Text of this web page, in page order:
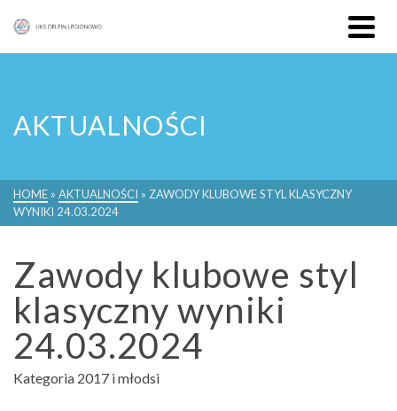
AKTUALNOŚCI
HOME » AKTUALNOŚCI » ZAWODY KLUBOWE STYL KLASYCZNY
WYNIKI 24.03.2024
Zawody klubowe styl
klasyczny wyniki
24.03.2024
Kategoria 2017 i młodsi